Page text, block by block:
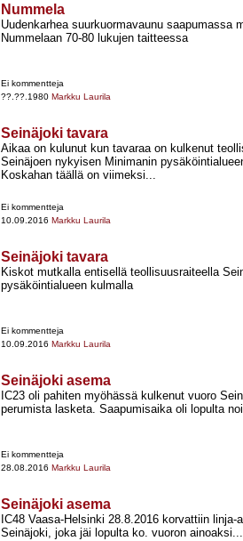
Nummela
Uudenkarhea suurkuormavaunu saapumassa
Nummelaan 70-​80 lukujen taitteessa
Ei kommentteja
??.??.1980 Markku Laurila
Seinäjoki tavara
Aikaa on kulunut kun tavaraa on kulkenut
Seinäjoen nykyisen Minimanin
Koskahan täällä on viimeksi...
Ei kommentteja
10.09.2016 Markku Laurila
Seinäjoki tavara
Kiskot mutkalla entisellä teollisuusraiteella
pysäköintialueen kulmalla
Ei kommentteja
10.09.2016 Markku Laurila
Seinäjoki asema
IC23 oli pahiten myöhässä kulkenut vuoro
perumista lasketa. Saapumisaika oli lopulta
Ei kommentteja
28.08.2016 Markku Laurila
Seinäjoki asema
IC48 Vaasa-​Helsinki 28.8.2016 korvattiin linja-​
Seinäjoki, joka jäi lopulta ko. vuoron ainoaksi...